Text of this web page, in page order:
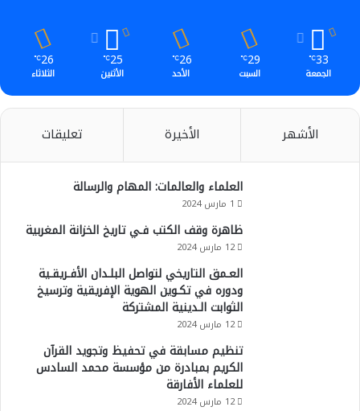
33
℃
الجمعة
29
℃
السبت
26
℃
الأحد
25
℃
الأثنين
26
℃
الثلاثاء
الأشهر الأخيرة تعليقات
العلماء والعالمات: المهام والرسالة
1 مارس 2024
ظاهرة وقف الكتب فـي تاريخ الخزانة المغربية
12 مارس 2024
العـمق التاريخي لتواصل البلـدان الأفـريقـية
ودوره في تكـوين الهوية الإفريقية وترسيخ
الثوابت الـدينية المشتركة
12 مارس 2024
تنظيم مسابقة في تحفيظ وتجويد القرآن
الكريم بمبادرة من مؤسسة محمد السادس
للعلماء الأفارقة
12 مارس 2024